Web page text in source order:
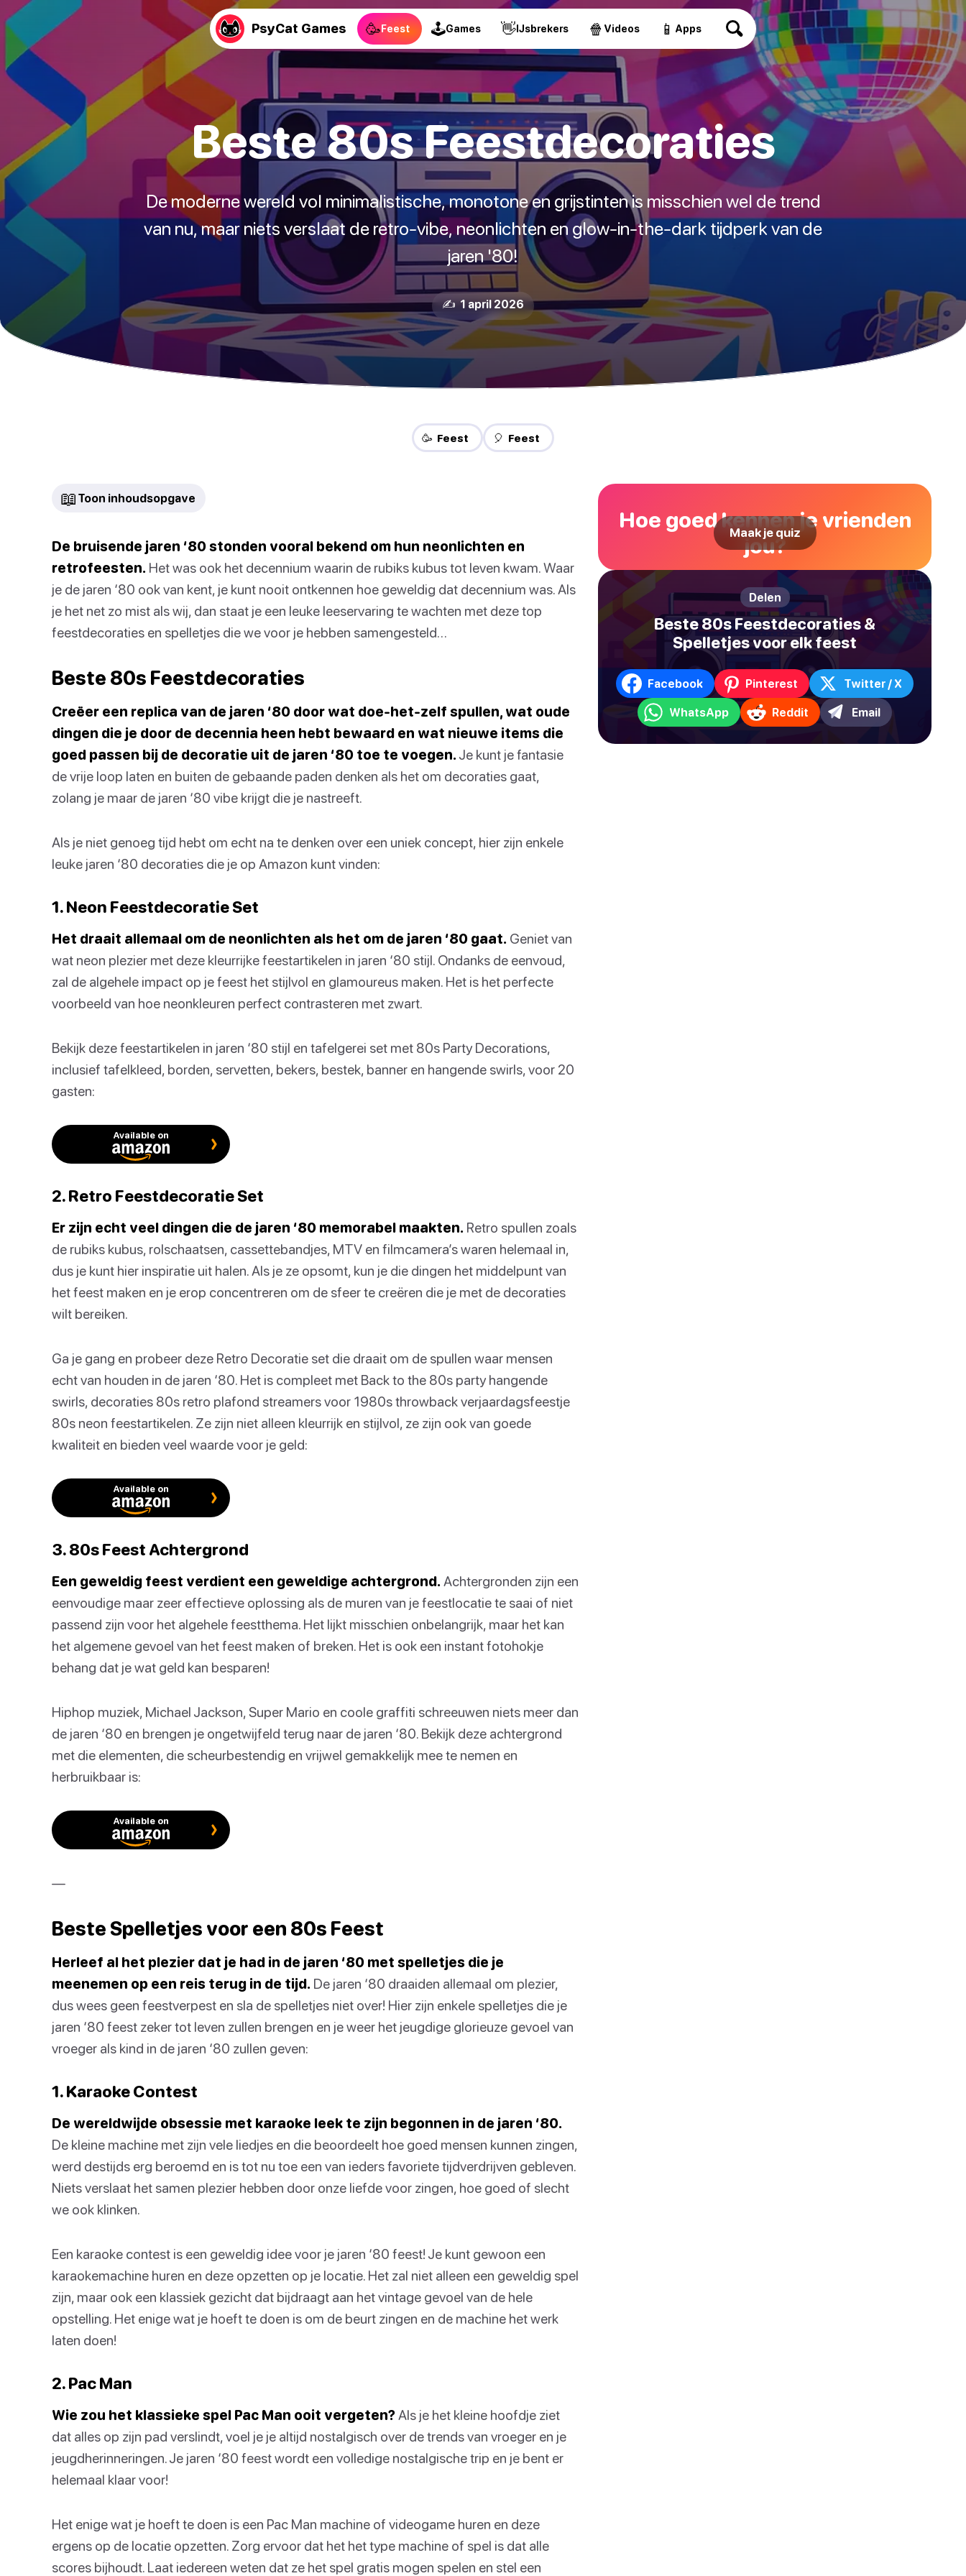
PsyCat Games 🥳Feest 🕹Games 👋IJsbrekers 🍿 Videos 📱 Apps
Beste 80s Feestdecoraties
De moderne wereld vol minimalistische, monotone en grijstinten is misschien wel de trend
van nu, maar niets verslaat de retro-vibe, neonlichten en glow-in-the-dark tijdperk van de
jaren '80!
✍️ 1 april 2026
🥳 Feest 🎈 Feest
📖 Toon inhoudsopgave
De bruisende jaren ‘80 stonden vooral bekend om hun neonlichten en
retrofeesten. Het was ook het decennium waarin de rubiks kubus tot leven kwam. Waar
je de jaren ‘80 ook van kent, je kunt nooit ontkennen hoe geweldig dat decennium was. Als
je het net zo mist als wij, dan staat je een leuke leeservaring te wachten met deze top
feestdecoraties en spelletjes die we voor je hebben samengesteld…
Beste 80s Feestdecoraties
Creëer een replica van de jaren ‘80 door wat doe-het-zelf spullen, wat oude
dingen die je door de decennia heen hebt bewaard en wat nieuwe items die
goed passen bij de decoratie uit de jaren ‘80 toe te voegen. Je kunt je fantasie
de vrije loop laten en buiten de gebaande paden denken als het om decoraties gaat,
zolang je maar de jaren ‘80 vibe krijgt die je nastreeft.
Als je niet genoeg tijd hebt om echt na te denken over een uniek concept, hier zijn enkele
leuke jaren ‘80 decoraties die je op Amazon kunt vinden:
1. Neon Feestdecoratie Set
Het draait allemaal om de neonlichten als het om de jaren ‘80 gaat. Geniet van
wat neon plezier met deze kleurrijke feestartikelen in jaren ‘80 stijl. Ondanks de eenvoud,
zal de algehele impact op je feest het stijlvol en glamoureus maken. Het is het perfecte
voorbeeld van hoe neonkleuren perfect contrasteren met zwart.
Bekijk deze feestartikelen in jaren ‘80 stijl en tafelgerei set met 80s Party Decorations,
inclusief tafelkleed, borden, servetten, bekers, bestek, banner en hangende swirls, voor 20
gasten:
Available on
2. Retro Feestdecoratie Set
Er zijn echt veel dingen die de jaren ‘80 memorabel maakten. Retro spullen zoals
de rubiks kubus, rolschaatsen, cassettebandjes, MTV en filmcamera’s waren helemaal in,
dus je kunt hier inspiratie uit halen. Als je ze opsomt, kun je die dingen het middelpunt van
het feest maken en je erop concentreren om de sfeer te creëren die je met de decoraties
wilt bereiken.
Ga je gang en probeer deze Retro Decoratie set die draait om de spullen waar mensen
echt van houden in de jaren ‘80. Het is compleet met Back to the 80s party hangende
swirls, decoraties 80s retro plafond streamers voor 1980s throwback verjaardagsfeestje
80s neon feestartikelen. Ze zijn niet alleen kleurrijk en stijlvol, ze zijn ook van goede
kwaliteit en bieden veel waarde voor je geld:
Available on
3. 80s Feest Achtergrond
Een geweldig feest verdient een geweldige achtergrond. Achtergronden zijn een
eenvoudige maar zeer effectieve oplossing als de muren van je feestlocatie te saai of niet
passend zijn voor het algehele feestthema. Het lijkt misschien onbelangrijk, maar het kan
het algemene gevoel van het feest maken of breken. Het is ook een instant fotohokje
behang dat je wat geld kan besparen!
Hiphop muziek, Michael Jackson, Super Mario en coole graffiti schreeuwen niets meer dan
de jaren ‘80 en brengen je ongetwijfeld terug naar de jaren ‘80. Bekijk deze achtergrond
met die elementen, die scheurbestendig en vrijwel gemakkelijk mee te nemen en
herbruikbaar is:
Available on
—
Beste Spelletjes voor een 80s Feest
Herleef al het plezier dat je had in de jaren ‘80 met spelletjes die je
meenemen op een reis terug in de tijd. De jaren ‘80 draaiden allemaal om plezier,
dus wees geen feestverpest en sla de spelletjes niet over! Hier zijn enkele spelletjes die je
jaren ‘80 feest zeker tot leven zullen brengen en je weer het jeugdige glorieuze gevoel van
vroeger als kind in de jaren ‘80 zullen geven:
1. Karaoke Contest
De wereldwijde obsessie met karaoke leek te zijn begonnen in de jaren ‘80.
De kleine machine met zijn vele liedjes en die beoordeelt hoe goed mensen kunnen zingen,
werd destijds erg beroemd en is tot nu toe een van ieders favoriete tijdverdrijven gebleven.
Niets verslaat het samen plezier hebben door onze liefde voor zingen, hoe goed of slecht
we ook klinken.
Een karaoke contest is een geweldig idee voor je jaren ‘80 feest! Je kunt gewoon een
karaokemachine huren en deze opzetten op je locatie. Het zal niet alleen een geweldig spel
zijn, maar ook een klassiek gezicht dat bijdraagt aan het vintage gevoel van de hele
opstelling. Het enige wat je hoeft te doen is om de beurt zingen en de machine het werk
laten doen!
2. Pac Man
Wie zou het klassieke spel Pac Man ooit vergeten?Als je het kleine hoofdje ziet
dat alles op zijn pad verslindt, voel je je altijd nostalgisch over de trends van vroeger en je
jeugdherinneringen. Je jaren ‘80 feest wordt een volledige nostalgische trip en je bent er
helemaal klaar voor!
Het enige wat je hoeft te doen is een Pac Man machine of videogame huren en deze
ergens op de locatie opzetten. Zorg ervoor dat het het type machine of spel is dat alle
scores bijhoudt. Laat iedereen weten dat ze het spel gratis mogen spelen en stel een
Hoe goed kennen je vrienden
jou?
Maak je quiz
Delen
Beste 80s Feestdecoraties &
Spelletjes voor elk feest
Facebook Pinterest Twitter / X
WhatsApp Reddit Email